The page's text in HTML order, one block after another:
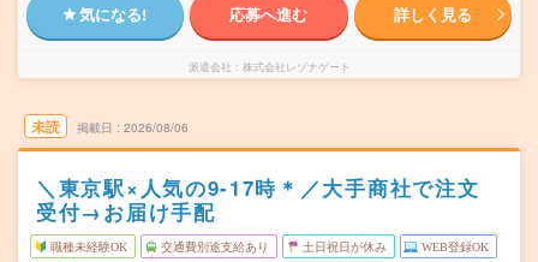
気になる! 応募へ進む 詳しく見る
派遣会社 株式会社レゾナゲート
未読 掲載日 2026/08/06
＼東京駅×人気の9-17時＊／大手商社で注文
受付→お届け手配
職種未経験OK 交通費別途支給あり 土日祝日が休み WEB登録OK